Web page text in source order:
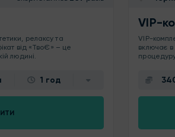
релаксу та
від «ТвоЄ» – це
людині.
1 год
VIP-
VIP-
включає в